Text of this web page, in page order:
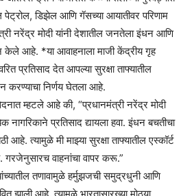
पेट्रोल, डिझेल आणि गॅसच्या आयातीवर परिणाम
नरेंद्र मोदी यांनी देशातील जनतेला इंधन आणि
केले आहे. *या आवाहनाला माजी केंद्रीय गृह
प्रतिसाद देत आपल्या सुरक्षा ताफ्यातील
न करण्याचा निर्णय घेतला आहे.
म्हटले आहे की, “प्रधानमंत्री नरेंद्र मोदी
नागरिकाने प्रतिसाद द्यायला हवा. इंधन बचतीचा
आहे. त्यामुळे मी माझ्या सुरक्षा ताफ्यातील एस्कॉर्ट
गरजेनुसारच वाहनांचा वापर करू.”
तणावामुळे हर्मुझजची समुद्रधुनी आणि
झाली आहे. त्यामुळे भारतासारख्या मोठ्या